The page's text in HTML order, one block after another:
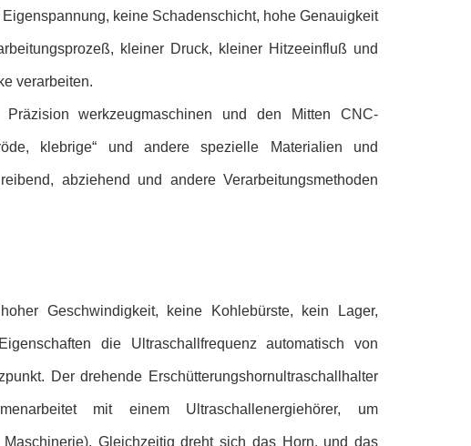
keine Schadenschicht, hohe Genauigkeit
kleiner Druck, kleiner Hitzeeinfluß und
verarbeiten.
Präzision werkzeugmaschinen und den Mitten CNC-
klebrige“ und andere spezielle Materialien und
abziehend und andere Verarbeitungsmethoden
Geschwindigkeit, keine Kohlebürste, kein Lager,
die Ultraschallfrequenz automatisch von
Der drehende Erschütterungshornultraschallhalter
mit einem Ultraschallenergiehörer, um
Gleichzeitig dreht sich das Horn, und das